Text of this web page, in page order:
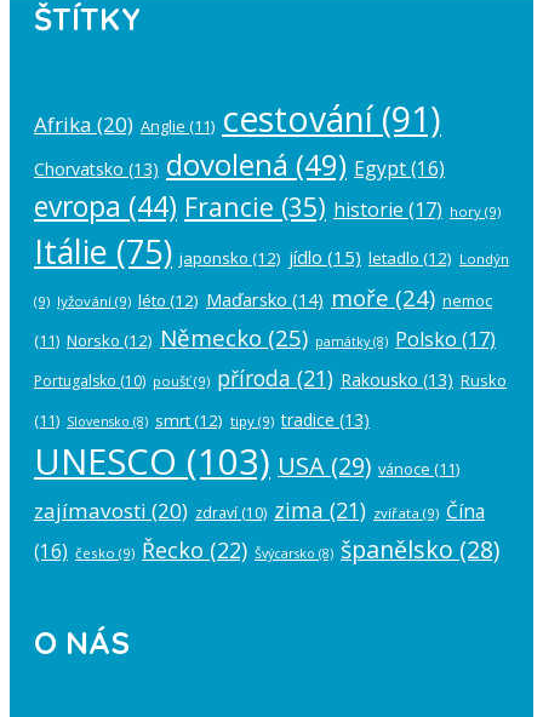
ŠTÍTKY
Afrika (20) Anglie (11) cestování(91)
Chorvatsko (13) dovolená (49) Egypt(16)
evropa (44) Francie (35) historie (17) hory (9)
Itálie (75) japonsko (12) jídlo (15) letadlo (12) Londýn
(9) lyžování (9) léto (12) Maďarsko (14) moře (24) nemoc
(11) Norsko (12) Německo (25) památky(8) Polsko (17)
Portugalsko (10) poušť(9) příroda (21) Rakousko (13) Rusko
(11) Slovensko (8) smrt(12) tipy (9) tradice (13)
UNESCO (103) USA (29) vánoce (11)
zajímavosti (20) zdraví (10) zima (21) zvířata (9) Čína
(16) česko (9) Řecko (22) Švýcarsko (8) španělsko (28)
O NÁS